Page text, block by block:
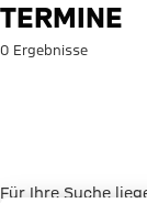
Suche:
TERMINE
0 Ergebnisse
Für Ihre Suche